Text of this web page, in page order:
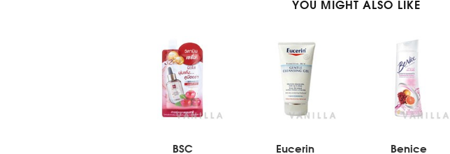
YOU MIGHT ALSO LIKE
BSC Eucerin Benice